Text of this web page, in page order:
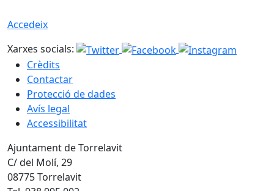
Accedeix
Xarxes socials:
Crèdits
Contactar
Protecció de dades
Avís legal
Accessibilitat
Ajuntament de Torrelavit
C/ del Molí, 29
08775 Torrelavit